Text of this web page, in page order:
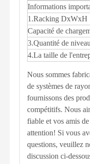
Informations
1.Racking DxWxH
Capacité de
3.Quantité de
4.La taille de
Nous sommes
de systèmes de
fournissons des
compétitifs. Nous
fiable et vos amis
attention! Si vous
questions, veuillez
discussion ci-